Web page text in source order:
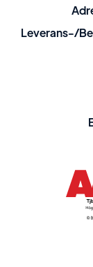
Leverans-/